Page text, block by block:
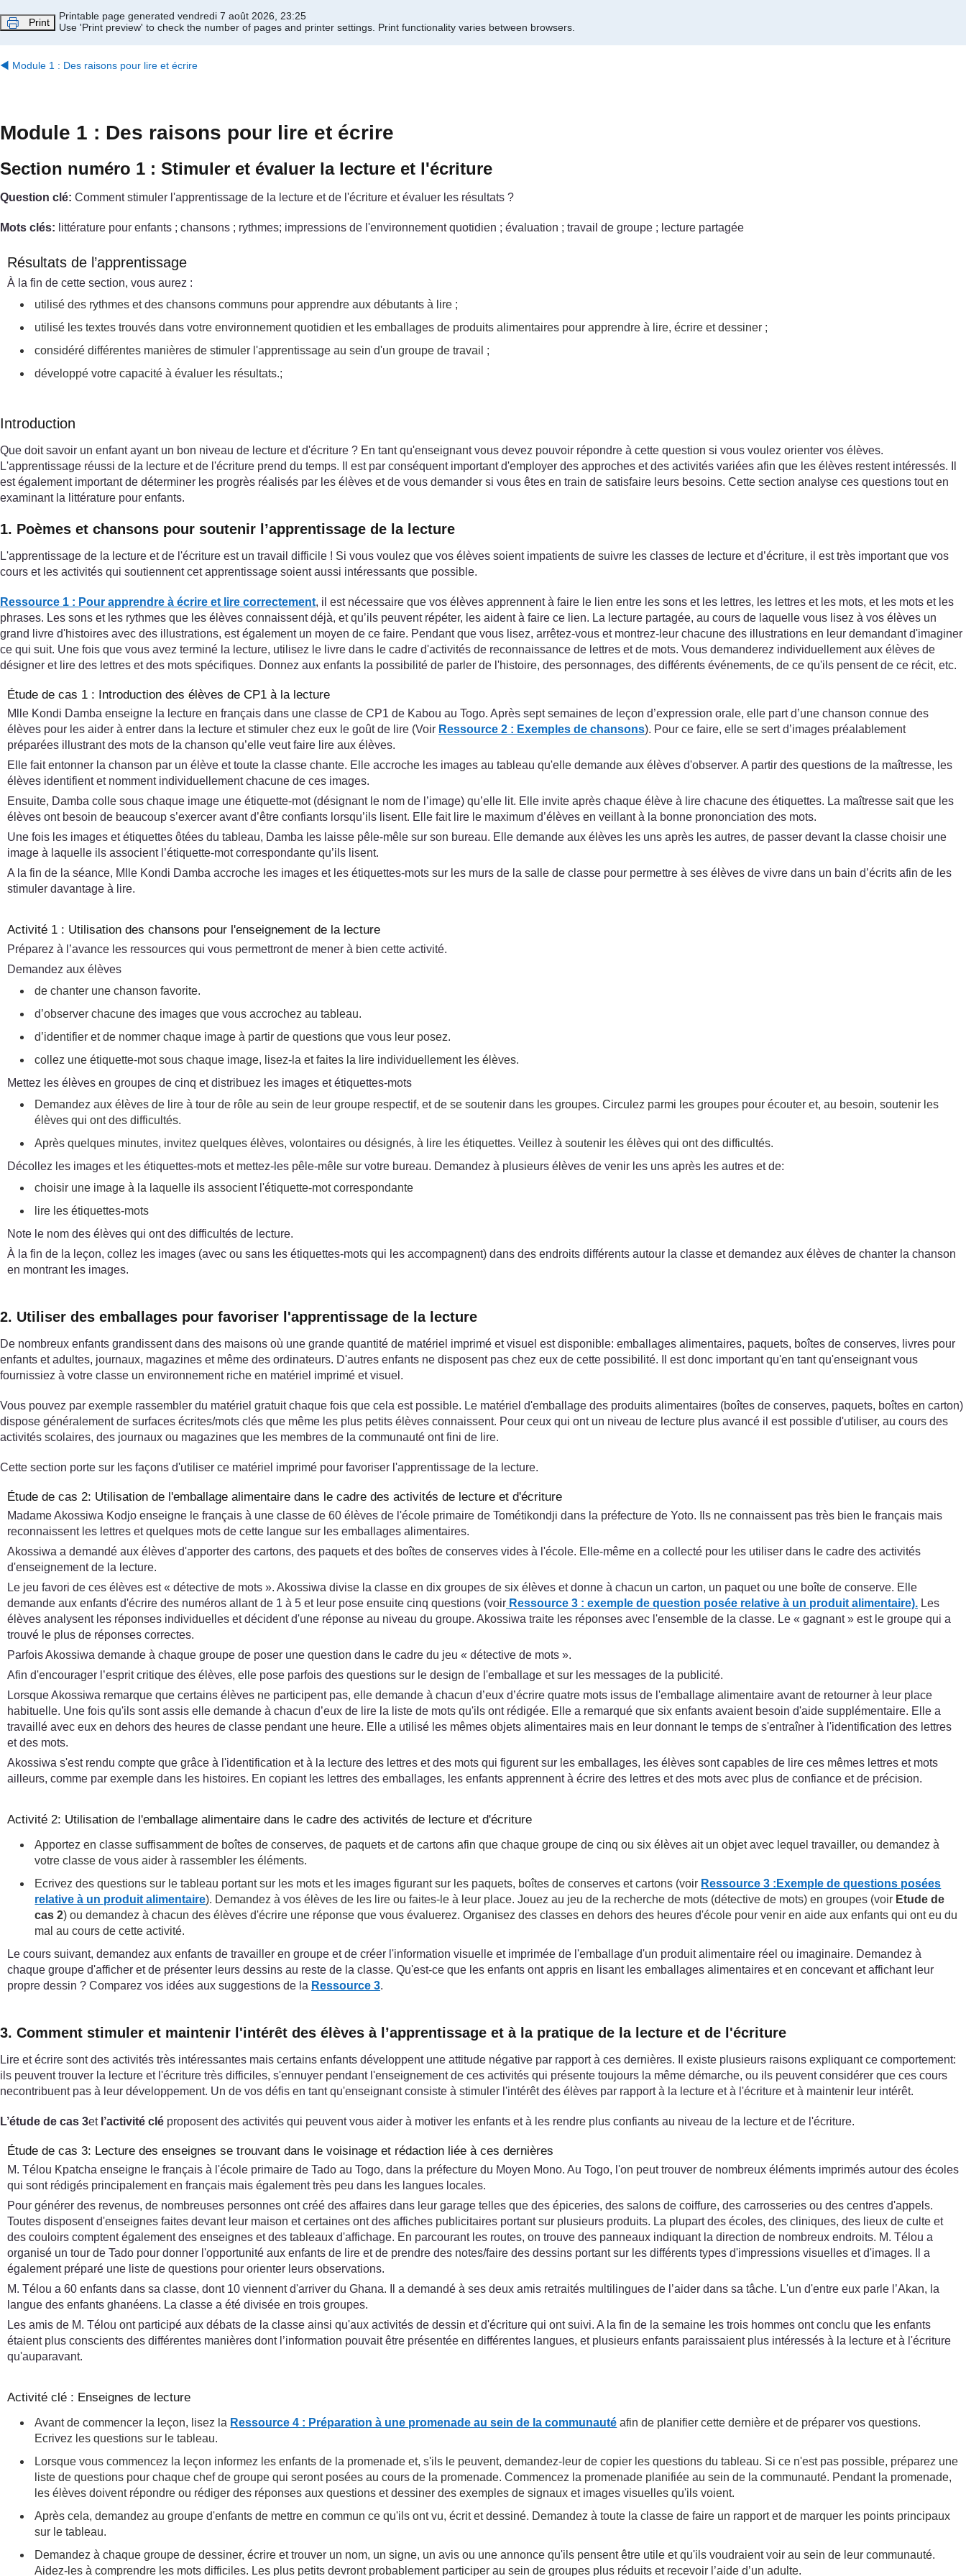
Print
Printable page generated vendredi 7 août 2026, 23:25
Use 'Print preview' to check the number of pages and printer settings. Print functionality varies between browsers.
◀︎ Module 1 : Des raisons pour lire et écrire
Module 1 : Des raisons pour lire et écrire
Section numéro 1 : Stimuler et évaluer la lecture et l'écriture
Question clé: Comment stimuler l'apprentissage de la lecture et de l'écriture et évaluer les résultats ?
Mots clés: littérature pour enfants ; chansons ; rythmes; impressions de l'environnement quotidien ; évaluation ; travail de groupe ; lecture partagée
Résultats de l’apprentissage
À la fin de cette section, vous aurez :
utilisé des rythmes et des chansons communs pour apprendre aux débutants à lire ;
utilisé les textes trouvés dans votre environnement quotidien et les emballages de produits alimentaires pour apprendre à lire, écrire et dessiner ;
considéré différentes manières de stimuler l'apprentissage au sein d'un groupe de travail ;
développé votre capacité à évaluer les résultats.;
Introduction
Que doit savoir un enfant ayant un bon niveau de lecture et d'écriture ? En tant qu'enseignant vous devez pouvoir répondre à cette question si vous voulez orienter vos élèves.
L'apprentissage réussi de la lecture et de l'écriture prend du temps. Il est par conséquent important d'employer des approches et des activités variées afin que les élèves restent intéressés. Il
est également important de déterminer les progrès réalisés par les élèves et de vous demander si vous êtes en train de satisfaire leurs besoins. Cette section analyse ces questions tout en
examinant la littérature pour enfants.
1. Poèmes et chansons pour soutenir l’apprentissage de la lecture
L'apprentissage de la lecture et de l'écriture est un travail difficile ! Si vous voulez que vos élèves soient impatients de suivre les classes de lecture et d’écriture, il est très important que vos
cours et les activités qui soutiennent cet apprentissage soient aussi intéressants que possible.
Ressource 1 : Pour apprendre à écrire et lire correctement, il est nécessaire que vos élèves apprennent à faire le lien entre les sons et les lettres, les lettres et les mots, et les mots et les
phrases. Les sons et les rythmes que les élèves connaissent déjà, et qu’ils peuvent répéter, les aident à faire ce lien. La lecture partagée, au cours de laquelle vous lisez à vos élèves un
grand livre d'histoires avec des illustrations, est également un moyen de ce faire. Pendant que vous lisez, arrêtez-vous et montrez-leur chacune des illustrations en leur demandant d'imaginer
ce qui suit. Une fois que vous avez terminé la lecture, utilisez le livre dans le cadre d'activités de reconnaissance de lettres et de mots. Vous demanderez individuellement aux élèves de
désigner et lire des lettres et des mots spécifiques. Donnez aux enfants la possibilité de parler de l'histoire, des personnages, des différents événements, de ce qu'ils pensent de ce récit, etc.
Étude de cas 1 : Introduction des élèves de CP1 à la lecture
Mlle Kondi Damba enseigne la lecture en français dans une classe de CP1 de Kabou au Togo. Après sept semaines de leçon d’expression orale, elle part d’une chanson connue des
élèves pour les aider à entrer dans la lecture et stimuler chez eux le goût de lire (Voir Ressource 2 : Exemples de chansons). Pour ce faire, elle se sert d’images préalablement
préparées illustrant des mots de la chanson qu’elle veut faire lire aux élèves.
Elle fait entonner la chanson par un élève et toute la classe chante. Elle accroche les images au tableau qu'elle demande aux élèves d'observer. A partir des questions de la maîtresse, les
élèves identifient et nomment individuellement chacune de ces images.
Ensuite, Damba colle sous chaque image une étiquette-mot (désignant le nom de l’image) qu’elle lit. Elle invite après chaque élève à lire chacune des étiquettes. La maîtresse sait que les
élèves ont besoin de beaucoup s’exercer avant d’être confiants lorsqu’ils lisent. Elle fait lire le maximum d’élèves en veillant à la bonne prononciation des mots.
Une fois les images et étiquettes ôtées du tableau, Damba les laisse pêle-mêle sur son bureau. Elle demande aux élèves les uns après les autres, de passer devant la classe choisir une
image à laquelle ils associent l’étiquette-mot correspondante qu’ils lisent.
A la fin de la séance, Mlle Kondi Damba accroche les images et les étiquettes-mots sur les murs de la salle de classe pour permettre à ses élèves de vivre dans un bain d’écrits afin de les
stimuler davantage à lire.
Activité 1 : Utilisation des chansons pour l'enseignement de la lecture
Préparez à l’avance les ressources qui vous permettront de mener à bien cette activité.
Demandez aux élèves
de chanter une chanson favorite.
d’observer chacune des images que vous accrochez au tableau.
d’identifier et de nommer chaque image à partir de questions que vous leur posez.
collez une étiquette-mot sous chaque image, lisez-la et faites la lire individuellement les élèves.
Mettez les élèves en groupes de cinq et distribuez les images et étiquettes-mots
Demandez aux élèves de lire à tour de rôle au sein de leur groupe respectif, et de se soutenir dans les groupes. Circulez parmi les groupes pour écouter et, au besoin, soutenir les
élèves qui ont des difficultés.
Après quelques minutes, invitez quelques élèves, volontaires ou désignés, à lire les étiquettes. Veillez à soutenir les élèves qui ont des difficultés.
Décollez les images et les étiquettes-mots et mettez-les pêle-mêle sur votre bureau. Demandez à plusieurs élèves de venir les uns après les autres et de:
choisir une image à la laquelle ils associent l'étiquette-mot correspondante
lire les étiquettes-mots
Note le nom des élèves qui ont des difficultés de lecture.
À la fin de la leçon, collez les images (avec ou sans les étiquettes-mots qui les accompagnent) dans des endroits différents autour la classe et demandez aux élèves de chanter la chanson
en montrant les images.
2. Utiliser des emballages pour favoriser l'apprentissage de la lecture
De nombreux enfants grandissent dans des maisons où une grande quantité de matériel imprimé et visuel est disponible: emballages alimentaires, paquets, boîtes de conserves, livres pour
enfants et adultes, journaux, magazines et même des ordinateurs. D'autres enfants ne disposent pas chez eux de cette possibilité. Il est donc important qu'en tant qu'enseignant vous
fournissiez à votre classe un environnement riche en matériel imprimé et visuel.
Vous pouvez par exemple rassembler du matériel gratuit chaque fois que cela est possible. Le matériel d'emballage des produits alimentaires (boîtes de conserves, paquets, boîtes en carton)
dispose généralement de surfaces écrites/mots clés que même les plus petits élèves connaissent. Pour ceux qui ont un niveau de lecture plus avancé il est possible d'utiliser, au cours des
activités scolaires, des journaux ou magazines que les membres de la communauté ont fini de lire.
Cette section porte sur les façons d'utiliser ce matériel imprimé pour favoriser l'apprentissage de la lecture.
Étude de cas 2: Utilisation de l'emballage alimentaire dans le cadre des activités de lecture et d'écriture
Madame Akossiwa Kodjo enseigne le français à une classe de 60 élèves de l'école primaire de Tométikondji dans la préfecture de Yoto. Ils ne connaissent pas très bien le français mais
reconnaissent les lettres et quelques mots de cette langue sur les emballages alimentaires.
Akossiwa a demandé aux élèves d'apporter des cartons, des paquets et des boîtes de conserves vides à l'école. Elle-même en a collecté pour les utiliser dans le cadre des activités
d'enseignement de la lecture.
Le jeu favori de ces élèves est « détective de mots ». Akossiwa divise la classe en dix groupes de six élèves et donne à chacun un carton, un paquet ou une boîte de conserve. Elle
demande aux enfants d'écrire des numéros allant de 1 à 5 et leur pose ensuite cinq questions (voir Ressource 3 : exemple de question posée relative à un produit alimentaire). Les
élèves analysent les réponses individuelles et décident d'une réponse au niveau du groupe. Akossiwa traite les réponses avec l'ensemble de la classe. Le « gagnant » est le groupe qui a
trouvé le plus de réponses correctes.
Parfois Akossiwa demande à chaque groupe de poser une question dans le cadre du jeu « détective de mots ».
Afin d'encourager l’esprit critique des élèves, elle pose parfois des questions sur le design de l'emballage et sur les messages de la publicité.
Lorsque Akossiwa remarque que certains élèves ne participent pas, elle demande à chacun d’eux d’écrire quatre mots issus de l'emballage alimentaire avant de retourner à leur place
habituelle. Une fois qu'ils sont assis elle demande à chacun d’eux de lire la liste de mots qu'ils ont rédigée. Elle a remarqué que six enfants avaient besoin d'aide supplémentaire. Elle a
travaillé avec eux en dehors des heures de classe pendant une heure. Elle a utilisé les mêmes objets alimentaires mais en leur donnant le temps de s'entraîner à l'identification des lettres
et des mots.
Akossiwa s'est rendu compte que grâce à l'identification et à la lecture des lettres et des mots qui figurent sur les emballages, les élèves sont capables de lire ces mêmes lettres et mots
ailleurs, comme par exemple dans les histoires. En copiant les lettres des emballages, les enfants apprennent à écrire des lettres et des mots avec plus de confiance et de précision.
Activité 2: Utilisation de l'emballage alimentaire dans le cadre des activités de lecture et d'écriture
Apportez en classe suffisamment de boîtes de conserves, de paquets et de cartons afin que chaque groupe de cinq ou six élèves ait un objet avec lequel travailler, ou demandez à
votre classe de vous aider à rassembler les éléments.
Ecrivez des questions sur le tableau portant sur les mots et les images figurant sur les paquets, boîtes de conserves et cartons (voir Ressource 3 :Exemple de questions posées
relative à un produit alimentaire). Demandez à vos élèves de les lire ou faites-le à leur place. Jouez au jeu de la recherche de mots (détective de mots) en groupes (voir Etude de
cas 2) ou demandez à chacun des élèves d'écrire une réponse que vous évaluerez. Organisez des classes en dehors des heures d'école pour venir en aide aux enfants qui ont eu du
mal au cours de cette activité.
Le cours suivant, demandez aux enfants de travailler en groupe et de créer l'information visuelle et imprimée de l'emballage d'un produit alimentaire réel ou imaginaire. Demandez à
chaque groupe d'afficher et de présenter leurs dessins au reste de la classe. Qu'est-ce que les enfants ont appris en lisant les emballages alimentaires et en concevant et affichant leur
propre dessin ? Comparez vos idées aux suggestions de la Ressource 3.
3. Comment stimuler et maintenir l'intérêt des élèves à l’apprentissage et à la pratique de la lecture et de l'écriture
Lire et écrire sont des activités très intéressantes mais certains enfants développent une attitude négative par rapport à ces dernières. Il existe plusieurs raisons expliquant ce comportement:
ils peuvent trouver la lecture et l'écriture très difficiles, s'ennuyer pendant l'enseignement de ces activités qui présente toujours la même démarche, ou ils peuvent considérer que ces cours
necontribuent pas à leur développement. Un de vos défis en tant qu'enseignant consiste à stimuler l'intérêt des élèves par rapport à la lecture et à l'écriture et à maintenir leur intérêt.
L’étude de cas 3et l’activité clé proposent des activités qui peuvent vous aider à motiver les enfants et à les rendre plus confiants au niveau de la lecture et de l'écriture.
Étude de cas 3: Lecture des enseignes se trouvant dans le voisinage et rédaction liée à ces dernières
M. Télou Kpatcha enseigne le français à l'école primaire de Tado au Togo, dans la préfecture du Moyen Mono. Au Togo, l'on peut trouver de nombreux éléments imprimés autour des écoles
qui sont rédigés principalement en français mais également très peu dans les langues locales.
Pour générer des revenus, de nombreuses personnes ont créé des affaires dans leur garage telles que des épiceries, des salons de coiffure, des carrosseries ou des centres d'appels.
Toutes disposent d'enseignes faites devant leur maison et certaines ont des affiches publicitaires portant sur plusieurs produits. La plupart des écoles, des cliniques, des lieux de culte et
des couloirs comptent également des enseignes et des tableaux d'affichage. En parcourant les routes, on trouve des panneaux indiquant la direction de nombreux endroits. M. Télou a
organisé un tour de Tado pour donner l'opportunité aux enfants de lire et de prendre des notes/faire des dessins portant sur les différents types d'impressions visuelles et d'images. Il a
également préparé une liste de questions pour orienter leurs observations.
M. Télou a 60 enfants dans sa classe, dont 10 viennent d'arriver du Ghana. Il a demandé à ses deux amis retraités multilingues de l’aider dans sa tâche. L'un d'entre eux parle l’Akan, la
langue des enfants ghanéens. La classe a été divisée en trois groupes.
Les amis de M. Télou ont participé aux débats de la classe ainsi qu'aux activités de dessin et d'écriture qui ont suivi. A la fin de la semaine les trois hommes ont conclu que les enfants
étaient plus conscients des différentes manières dont l’information pouvait être présentée en différentes langues, et plusieurs enfants paraissaient plus intéressés à la lecture et à l'écriture
qu'auparavant.
Activité clé : Enseignes de lecture
Avant de commencer la leçon, lisez la Ressource 4 : Préparation à une promenade au sein de la communauté afin de planifier cette dernière et de préparer vos questions.
Ecrivez les questions sur le tableau.
Lorsque vous commencez la leçon informez les enfants de la promenade et, s'ils le peuvent, demandez-leur de copier les questions du tableau. Si ce n'est pas possible, préparez une
liste de questions pour chaque chef de groupe qui seront posées au cours de la promenade. Commencez la promenade planifiée au sein de la communauté. Pendant la promenade,
les élèves doivent répondre ou rédiger des réponses aux questions et dessiner des exemples de signaux et images visuelles qu'ils voient.
Après cela, demandez au groupe d'enfants de mettre en commun ce qu'ils ont vu, écrit et dessiné. Demandez à toute la classe de faire un rapport et de marquer les points principaux
sur le tableau.
Demandez à chaque groupe de dessiner, écrire et trouver un nom, un signe, un avis ou une annonce qu'ils pensent être utile et qu'ils voudraient voir au sein de leur communauté.
Aidez-les à comprendre les mots difficiles. Les plus petits devront probablement participer au sein de groupes plus réduits et recevoir l’aide d’un adulte.